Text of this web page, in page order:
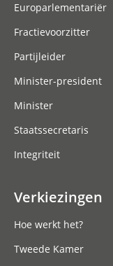
Europarlementariër
Fractievoorzitter
Partijleider
Minister-president
Minister
Staatssecretaris
Integriteit
Verkiezingen
Hoe werkt het?
Tweede Kamer